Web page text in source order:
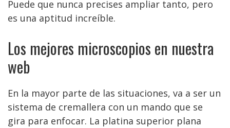
Puede que nunca precises ampliar tanto, pero
es una aptitud increíble.
Los mejores microscopios en nuestra
web
En la mayor parte de las situaciones, va a ser un
sistema de cremallera con un mando que se
gira para enfocar. La platina superior plana